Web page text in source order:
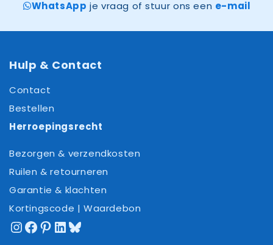
WhatsApp je vraag of stuur ons een e-mail
Hulp & Contact
Contact
Bestellen
Herroepingsrecht
Bezorgen & verzendkosten
Ruilen & retourneren
Garantie & klachten
Kortingscode | Waardebon
Instagram
Facebook
Pinterest
LinkedIn
Bluesky